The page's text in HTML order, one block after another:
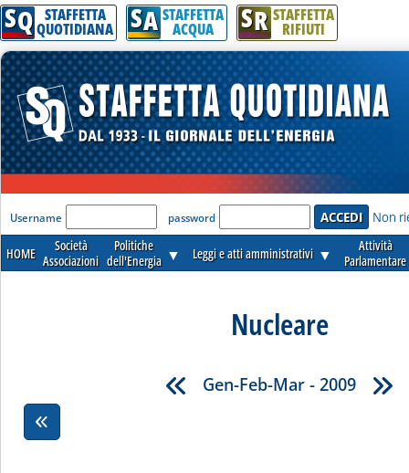
SQ STAFFETTA
QUOTIDIANA SA STAFFETTA
ACQUA SR STAFFETTA
RIFIUTI
'Modulo Login per accedere'
Username password Non
HOME
Società
Associazioni
Politiche
dell'Energia ▼ Leggi e atti amministrativi ▼
Attività
Parlamentare
Nucleare
Gen-Feb-Mar - 2009